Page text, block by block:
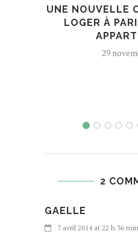
UNE NOUVELLE
LOGER À
29
2
GAELLE
7 avril 2014 at 22 h 36 min